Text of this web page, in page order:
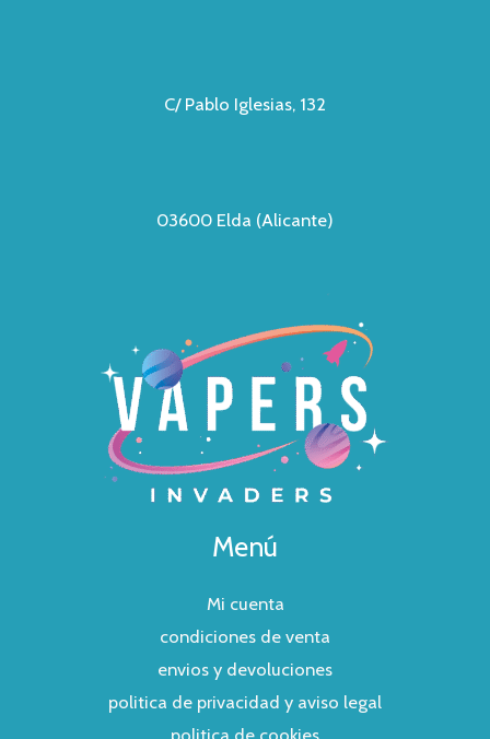
C/ Pablo Iglesias, 132
03600 Elda (Alicante)
Menú
Mi cuenta
condiciones de venta
envios y devoluciones
politica de privacidad y aviso legal
politica de cookies